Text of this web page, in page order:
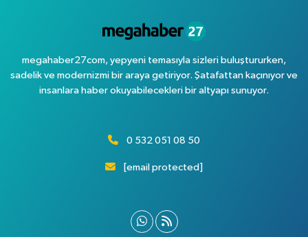
megahaber27com, yepyeni temasıyla sizleri buluştururken,
sadelik ve modernizmi bir araya getiriyor. Şatafattan kaçınıyor ve
insanlara haber okuyabilecekleri bir altyapı sunuyor.
0 532 051 08 50
[email protected]